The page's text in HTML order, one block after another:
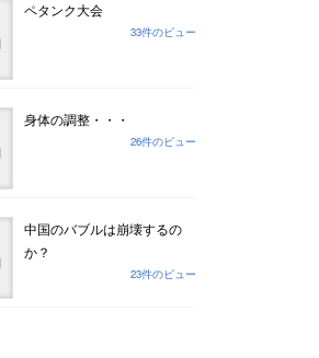
ペタンク大会
33件のビュー
身体の調整・・・
26件のビュー
中国のバブルは崩壊するの
か？
23件のビュー